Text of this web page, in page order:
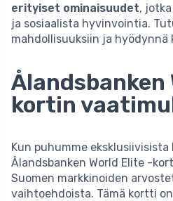
erityiset ominaisuudet,
ja sosiaalista hyvinvointia.
mahdollisuuksiin ja
Ålandsbanken
kortin
Kun puhumme
Ålandsbanken World Elite -
Suomen markkinoiden
vaihtoehdoista. Tämä kortti